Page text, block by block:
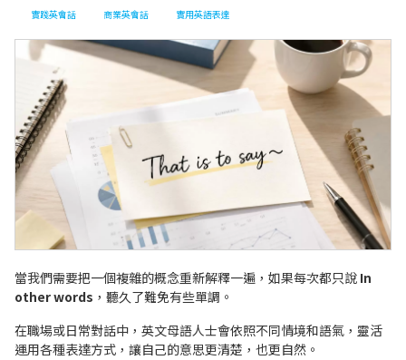
實踐英會話 商業英會話 實用英語表達
當我們需要把一個複雜的概念重新解釋一遍，如果每次都只說 In
other words ，聽久了難免有些單調。
在職場或日常對話中，英文母語人士會依照不同情境和語氣，靈活
運用各種表達方式，讓自己的意思更清楚，也更自然。